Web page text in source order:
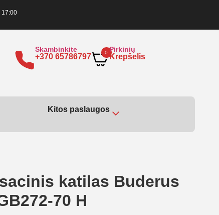
17:00
Skambinkite
+370 65786797 0 Pirkinių
Krepšelis
Kitos paslaugos
katilas Buderus
70 H